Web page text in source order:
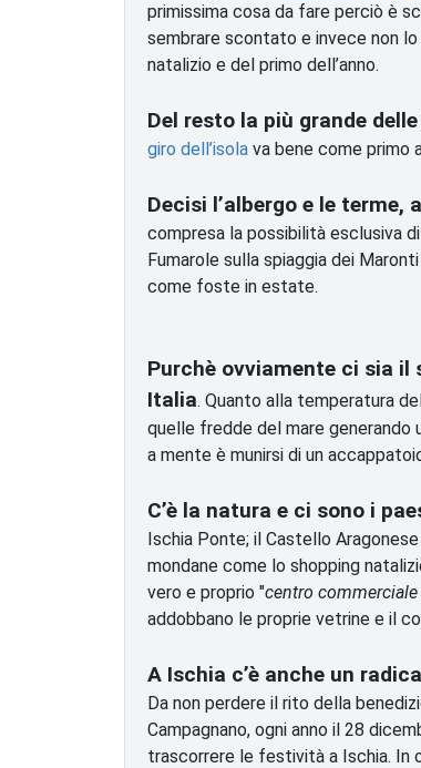
primissima cosa da fare perciò è
sembrare scontato e invece non
natalizio e del primo dell’anno.
Del resto la più grande
giro dell’isola va bene come primo
Decisi l’albergo e le terme,
compresa la possibilità esclusiva
Fumarole sulla spiaggia dei
come foste in estate.
Purchè ovviamente ci sia il
Italia. Quanto alla temperatura
quelle fredde del mare generando
a mente è munirsi di un
C’è la natura e ci sono i
Ischia Ponte; il Castello
mondane come lo shopping
vero e proprio "centro
addobbano le proprie vetrine e il
A Ischia c’è anche un
Da non perdere il rito della
Campagnano, ogni anno il 28
trascorrere le festività a Ischia. In